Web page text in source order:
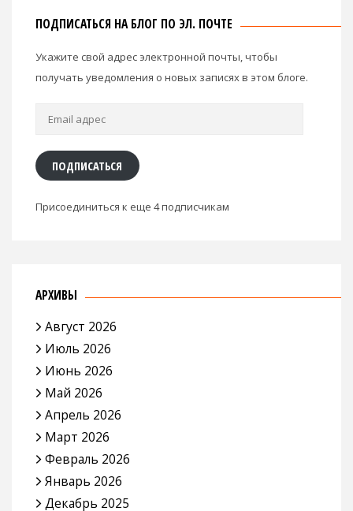
ПОДПИСАТЬСЯ НА БЛОГ ПО ЭЛ. ПОЧТЕ
Укажите свой адрес электронной почты, чтобы
получать уведомления о новых записях в этом блоге.
Email
ПОДПИСАТЬСЯ
Присоединиться к еще 4 подписчикам
АРХИВЫ
Август 2026
Июль 2026
Июнь 2026
Май 2026
Апрель 2026
Март 2026
Февраль 2026
Январь 2026
Декабрь 2025